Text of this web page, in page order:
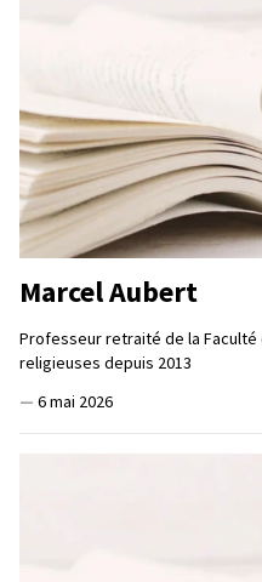
Marcel Aubert
Professeur retraité de la
religieuses depuis 2013
— 6 mai 2026